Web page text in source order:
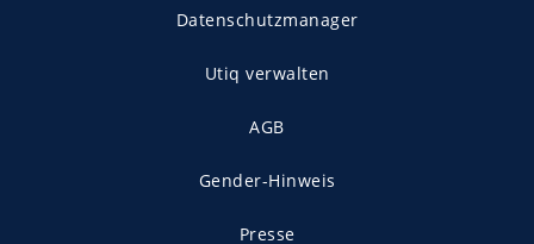
Datenschutzmanager
Utiq verwalten
AGB
Gender-Hinweis
Presse